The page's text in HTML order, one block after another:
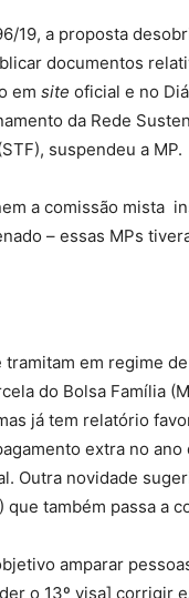
19, a proposta
documentos
em site oficial e no
da Rede
suspendeu a MP.
a comissão mista
– essas MPs
tramitam em regime
do Bolsa Família
já tem relatório
extra no
Outra novidade
que também passa a
amparar
o 13º visa] corrigir